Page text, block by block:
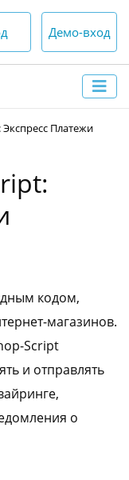
с
00-88
00-65
Демо-вход
Платежи
кодом,
магазинов.
Script
и отправлять
о